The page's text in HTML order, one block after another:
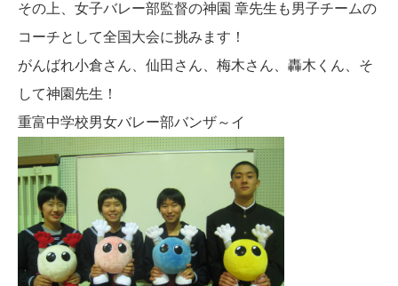
その上、女子バレー部監督の神園 章先生も男子チームの
コーチとして全国大会に挑みます！
がんばれ小倉さん、仙田さん、梅木さん、轟木くん、そ
して神園先生！
重富中学校男女バレー部バンザ～イ